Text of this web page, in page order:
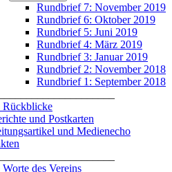
Rundbrief 7: November 2019
Rundbrief 6: Oktober 2019
Rundbrief 5: Juni 2019
Rundbrief 4: März 2019
Rundbrief 3: Januar 2019
Rundbrief 2: November 2018
Rundbrief 1: September 2018
Rückblicke
und Postkarten
und Medienecho
des Vereins